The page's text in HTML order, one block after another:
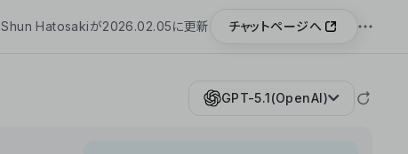
Shun Hatosakiが2026.02.05に更新 チャットページへ
GPT-5.1(OpenAI)